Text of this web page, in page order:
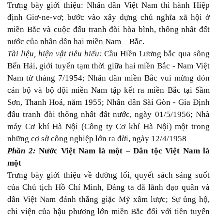
Trưng bày giới thiệu: Nhân dân Việt Nam thi hành Hiệp
định Giơ-ne-vơ; bước vào xây dựng chủ nghĩa xã hội ở
miền Bắc và cuộc đấu tranh đòi hòa bình, thống nhất đất
nước của nhân dân hai miền Nam – Bắc.
Tài liệu, hiện vật tiêu biểu: Cầu Hiền Lương bắc qua sông
Bến Hải, giới tuyến tạm thời giữa hai miền Bắc - Nam Việt
Nam từ tháng 7/1954; Nhân dân miền Bắc vui mừng đón
cán bộ và bộ đội miền Nam tập kết ra miền Bắc tại Sầm
Sơn, Thanh Hoá, năm 1955; Nhân dân Sài Gòn - Gia Định
đấu tranh đòi thống nhất đất nước, ngày 01/5/1956; Nhà
máy Cơ khí Hà Nội (Công ty Cơ khí Hà Nội) một trong
những cơ sở công nghiệp lớn ra đời, ngày 12/4/1958
Phần 2: Nước Việt Nam là một – Dân tộc Việt Nam là
một
Trưng bày giới thiệu về đường lối, quyết sách sáng suốt
của Chủ tịch Hồ Chí Minh, Đảng ta đã lãnh đạo quân và
dân Việt Nam đánh thắng giặc Mỹ xâm lược; Sự ủng hộ,
chi viện của hậu phương lớn miền Bắc đối với tiền tuyến